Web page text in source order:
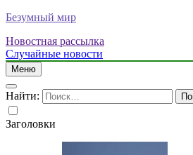
Безумный мир
Новостная рассылка
Случайные новости
Меню
Найти:
Заголовки